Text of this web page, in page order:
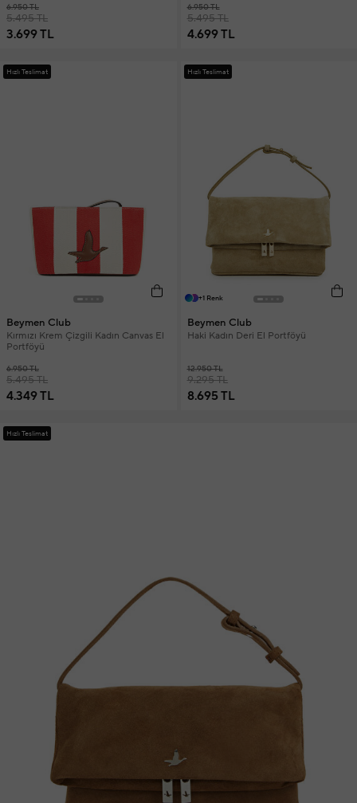
6.950 TL
5.495 TL
3.699 TL
6.950 TL
5.495 TL
4.699 TL
Hızlı Teslimat
Beymen Club
Kırmızı Krem Çizgili Kadın Canvas El
Portföyü
6.950 TL
5.495 TL
4.349 TL
Hızlı Teslimat
+1 Renk
Beymen Club
Haki Kadın Deri El Portföyü
12.950 TL
9.295 TL
8.695 TL
Hızlı Teslimat